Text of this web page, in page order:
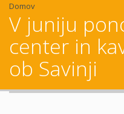
Domov
V juniju
center in
ob Savinji